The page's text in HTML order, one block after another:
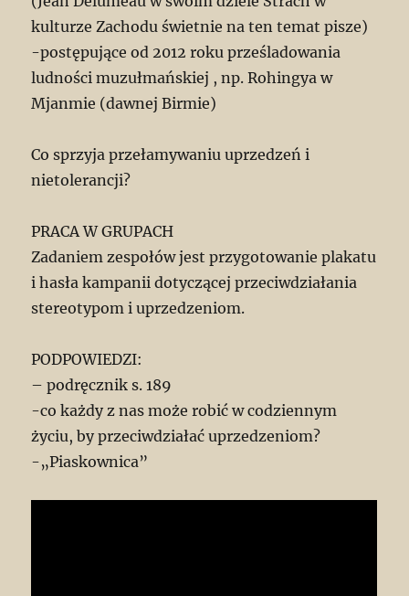
kulturze Zachodu świetnie na ten temat pisze)
-postępujące od 2012 roku prześladowania
ludności muzułmańskiej , np. Rohingya w
Mjanmie (dawnej Birmie)
Co sprzyja przełamywaniu uprzedzeń i
nietolerancji?
PRACA W GRUPACH
Zadaniem zespołów jest przygotowanie plakatu
i hasła kampanii dotyczącej przeciwdziałania
stereotypom i uprzedzeniom.
PODPOWIEDZI:
– podręcznik s. 189
-co każdy z nas może robić w codziennym
życiu, by przeciwdziałać uprzedzeniom?
-„Piaskownica”